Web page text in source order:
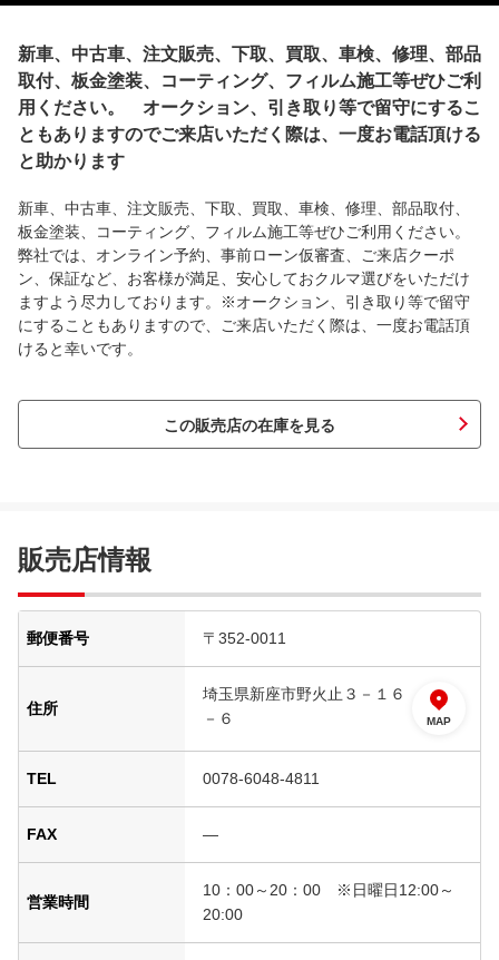
新車、中古車、注文販売、下取、買取、車検、修理、部品
取付、板金塗装、コーティング、フィルム施工等ぜひご利
用ください。 オークション、引き取り等で留守にするこ
ともありますのでご来店いただく際は、一度お電話頂ける
と助かります
新車、中古車、注文販売、下取、買取、車検、修理、部品取付、
板金塗装、コーティング、フィルム施工等ぜひご利用ください。
弊社では、オンライン予約、事前ローン仮審査、ご来店クーポ
ン、保証など、お客様が満足、安心しておクルマ選びをいただけ
ますよう尽力しております。※オークション、引き取り等で留守
にすることもありますので、ご来店いただく際は、一度お電話頂
けると幸いです。
この販売店の在庫を見る
販売店情報
郵便番号 〒352-0011
住所
埼玉県新座市野火止３－１６
－６
MAP
TEL 0078-6048-4811
FAX ―
営業時間
10：00～20：00 ※日曜日12:00～
20:00